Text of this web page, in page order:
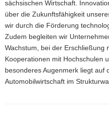
d
e
a
sächsischen Wirtschaft.
über die Zukunftsfähigkeit
wir durch die Förderung
Zudem begleiten wir
Wachstum, bei der Erschließung
Kooperationen mit Hochschulen
besonderes Augenmerk liegt auf
Automobilwirtschaft im